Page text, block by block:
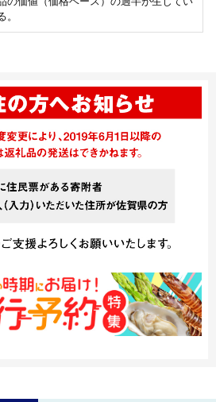
。